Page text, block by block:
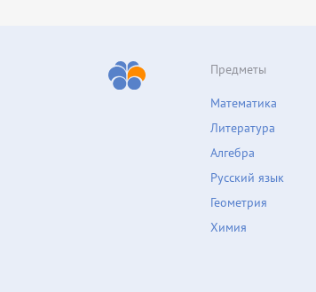
Предметы
Математика
Литература
Алгебра
Русский язык
Геометрия
Химия